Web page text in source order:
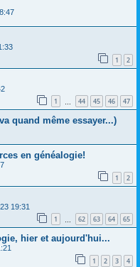
1 2
1 44 45 46 47
quand même essayer...)
en généalogie!
1 2
19:31
1 62 63 64 65
hier et aujourd'hui...
1 2 3 4